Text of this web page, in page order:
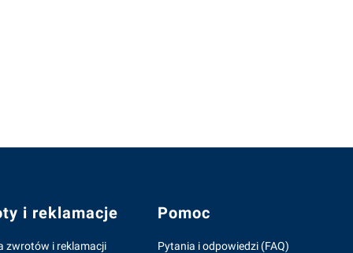
i reklamacje
zwrotów i reklamacji
Pomoc
Pytania i odpowiedzi (FAQ)